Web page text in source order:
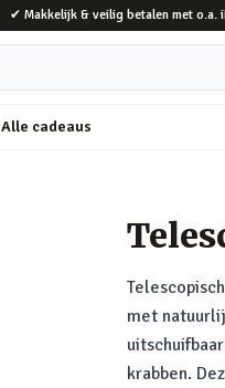
✔ Makkelijk & veilig betalen met o.a.
Alle cadeaus
met
krabben.